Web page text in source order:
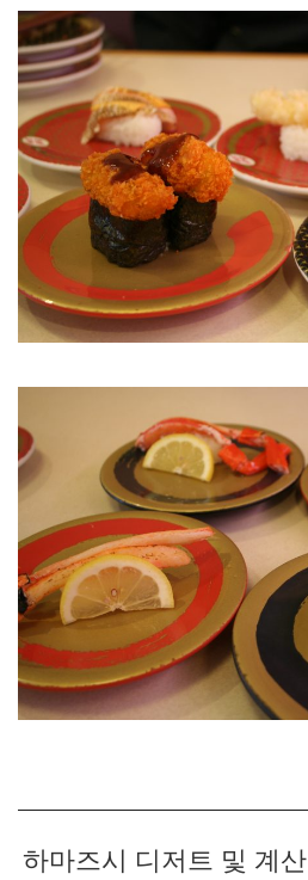
하마즈시 디저트 및 계산